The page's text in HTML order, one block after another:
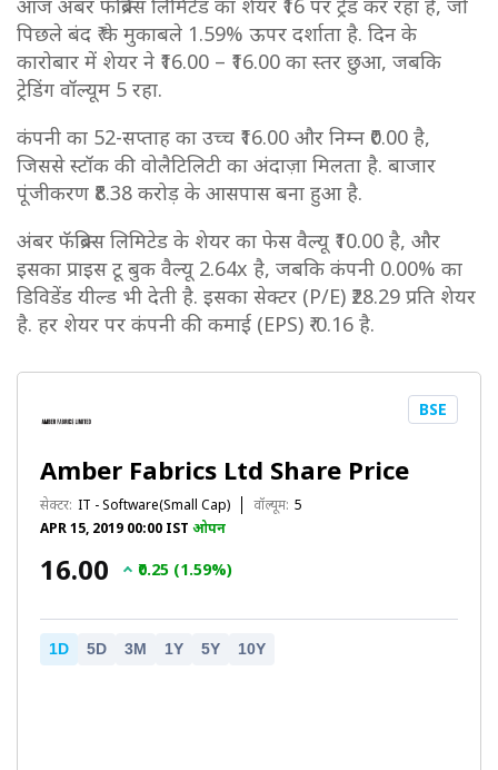
आज अंबर फॅब्रिक्स लिमिटेड का शेयर ₹16 पर ट्रेड कर रहा है, जो
पिछले बंद ₹ के मुकाबले 1.59% ऊपर दर्शाता है. दिन के
कारोबार में शेयर ने ₹16.00 – ₹16.00 का स्तर छुआ, जबकि
ट्रेडिंग वॉल्यूम 5 रहा.
कंपनी का 52-सप्ताह का उच्च ₹16.00 और निम्न ₹0.00 है,
जिससे स्टॉक की वोलैटिलिटी का अंदाज़ा मिलता है. बाजार
पूंजीकरण ₹8.38 करोड़ के आसपास बना हुआ है.
अंबर फॅब्रिक्स लिमिटेड के शेयर का फेस वैल्यू ₹10.00 है, और
इसका प्राइस टू बुक वैल्यू 2.64x है, जबकि कंपनी 0.00% का
डिविडेंड यील्ड भी देती है. इसका सेक्टर (P/E) ₹28.29 प्रति शेयर
है. हर शेयर पर कंपनी की कमाई (EPS) ₹-0.16 है.
Amber Fabrics Ltd Share Price
सेक्टर: IT - Software(Small Cap) वॉल्यूम: 5
APR 15, 2019 00:00 IST ओपन
BSE
₹16.00 ₹0.25 (1.59%)
1D 5D 3M 1Y 5Y 10Y